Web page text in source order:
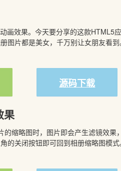
画效果。今天要分享的这款HTML5
图片都是美女，千万别让女朋友看到
源码下载
果
缩略图时，图片即会产生滤镜效
的关闭按钮即可回到相册缩略图模式